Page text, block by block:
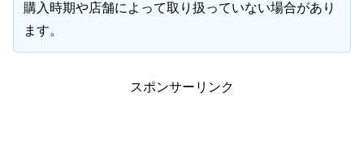
購入時期や店舗によって取り扱っていない場合があり
ます。
スポンサーリンク